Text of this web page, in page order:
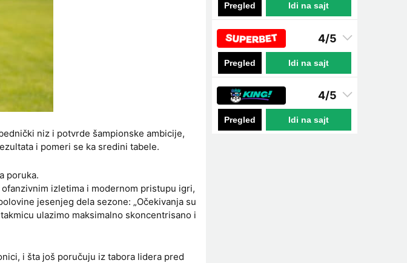
niz i potvrde šampionske ambicije,
i pomeri se ka sredini tabele.
poruka.
izletima i modernom pristupu igri,
jesenjeg dela sezone: „Očekivanja su
ulazimo maksimalno skoncentrisano i
i šta još poručuju iz tabora lidera pred
Pregled Idi na sajt
4/5
Pregled Idi na sajt
4/5
Pregled Idi na sajt